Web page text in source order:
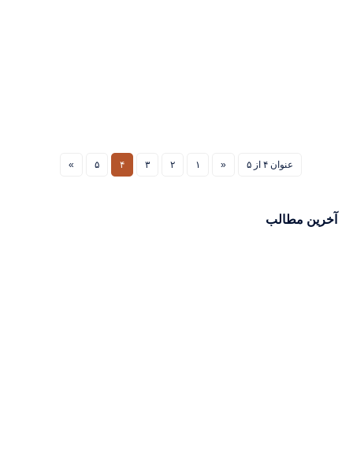
عنوان ۴ از ۵ « ۱ ۲ ۳ ۴ ۵ »
آخرین مطالب